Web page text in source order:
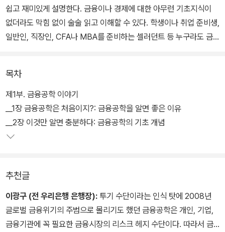
쉽고 재미있게 설명한다. 금융이나 경제에 대한 아무런 기초지식이
없더라도 막힘 없이 술술 읽고 이해할 수 있다. 학생이나 취업 준비생,
일반인, 직장인, CFA나 MBA를 준비하는 셀러던트 등 누구라도 금
목차
제1부. 금융공학 이야기
__1장 금융공학은 처음이지?: 금융공학을 알면 좋은 이유
__2장 이것만 알면 충분하다: 금융공학의 기초 개념
추천글
이광구 (전 우리은행 은행장): 투기 수단이라는 인식 탓에 2008년
글로벌 금융위기의 주범으로 몰리기도 했던 금융공학은 개인, 기업,
금융기관에 꼭 필요한 금융시장의 리스크 헤지 수단이다. 따라서 금